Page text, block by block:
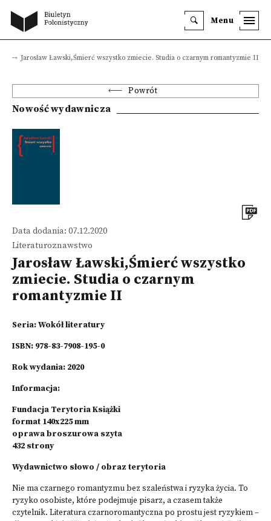
Menu
Jarosław Ławski,Śmierć wszystko zmiecie. Studia o czarnym romantyzmie II
Powrót
Nowość wydawnicza
Data dodania: 07.12.2020
Literaturoznawstwo
Jarosław Ławski,Śmierć wszystko
zmiecie. Studia o czarnym
romantyzmie II
Seria:Wokół literatury
ISBN: 978-83-7908-195-0
Rok wydania: 2020
Informacja:
Fundacja Terytoria Książki
format 140x225 mm
oprawa broszurowa szyta
432 strony
Wydawnictwo słowo / obraz terytoria
Nie ma czarnego romantyzmu bez szaleństwa i ryzyka życia. To
ryzyko osobiste, które podejmuje pisarz, a czasem także
czytelnik. Literatura czarnoromantyczna po prostu jest ryzykiem –